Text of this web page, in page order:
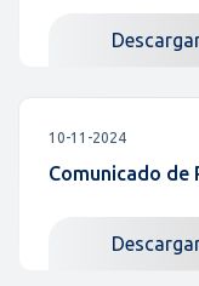
10-11-2024
Comunicado de